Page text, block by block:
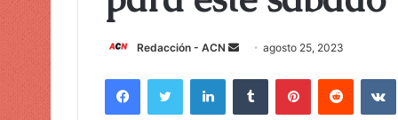
Redacción - ACN
i
agosto 25, 2023